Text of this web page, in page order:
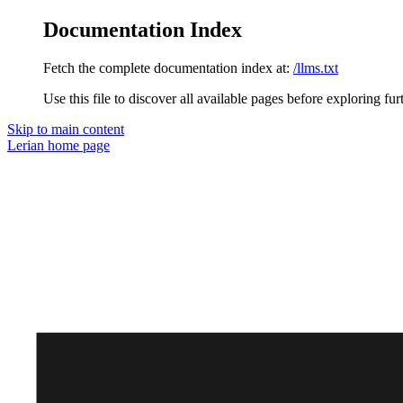
Documentation Index
Fetch the complete documentation index at: /llms.txt
Use this file to discover all available pages before exploring
Skip to main content
Lerian home page